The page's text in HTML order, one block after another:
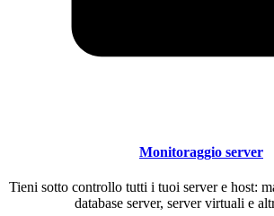
Monitoraggio server
Tieni sotto controllo tutti i tuoi server e host:
database server, server virtuali e